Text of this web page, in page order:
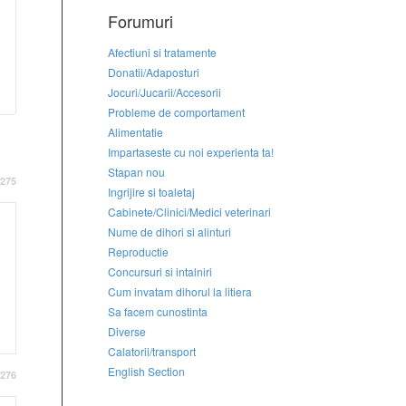
Forumuri
Afectiuni si tratamente
Donatii/Adaposturi
Jocuri/Jucarii/Accesorii
Probleme de comportament
Alimentatie
Impartaseste cu noi experienta ta!
Stapan nou
Ingrijire si toaletaj
Cabinete/Clinici/Medici veterinari
Nume de dihori si alinturi
Reproductie
Concursuri si intalniri
Cum invatam dihorul la litiera
Sa facem cunostinta
Diverse
Calatorii/transport
English Section